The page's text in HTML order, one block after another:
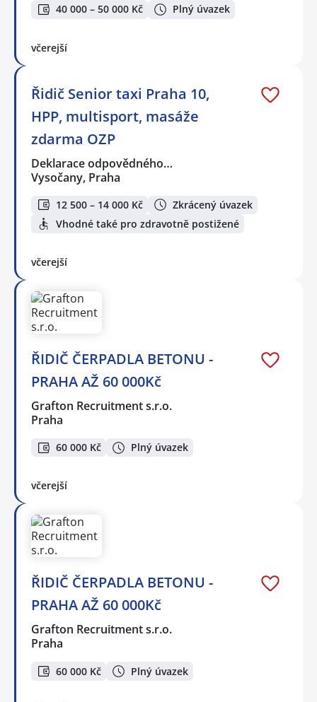
40 000 – 50 000 Kč Plný úvazek
včerejší
Řidič Senior taxi Praha 10,
HPP, multisport, masáže
zdarma OZP
Deklarace odpovědného…
Vysočany, Praha
12 500 – 14 000 Kč
Zkrácený úvazek
Vhodné také pro zdravotně postižené
včerejší
ŘIDIČ ČERPADLA BETONU -
PRAHA AŽ 60 000Kč
Grafton Recruitment s.r.o.
Praha
60 000 Kč Plný úvazek
včerejší
ŘIDIČ ČERPADLA BETONU -
PRAHA AŽ 60 000Kč
Grafton Recruitment s.r.o.
Praha
60 000 Kč Plný úvazek